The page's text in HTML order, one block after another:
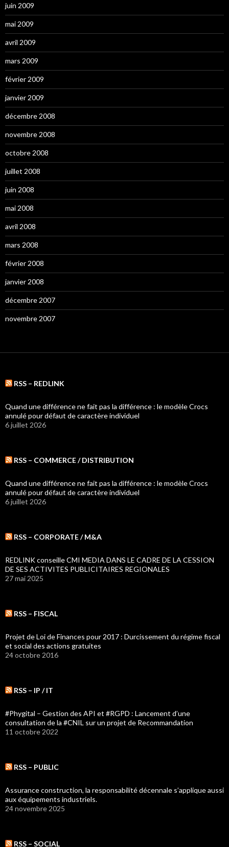
juin 2009
mai 2009
avril 2009
mars 2009
février 2009
janvier 2009
décembre 2008
novembre 2008
octobre 2008
juillet 2008
juin 2008
mai 2008
avril 2008
mars 2008
février 2008
janvier 2008
décembre 2007
novembre 2007
RSS – REDLINK
Quand une différence ne fait pas la différence : le modèle Crocs
annulé pour défaut de caractère individuel
6 juillet 2026
RSS – COMMERCE / DISTRIBUTION
Quand une différence ne fait pas la différence : le modèle Crocs
annulé pour défaut de caractère individuel
6 juillet 2026
RSS – CORPORATE / M&A
REDLINK conseille CMI MEDIA DANS LE CADRE DE LA CESSION
DE SES ACTIVITES PUBLICITAIRES REGIONALES
27 mai 2025
RSS – FISCAL
Projet de Loi de Finances pour 2017 : Durcissement du régime fiscal
et social des actions gratuites
24 octobre 2016
RSS – IP / IT
#Phygital – Gestion des API et #RGPD : Lancement d’une
consultation de la #CNIL sur un projet de Recommandation
11 octobre 2022
RSS – PUBLIC
Assurance construction, la responsabilité décennale s’applique aussi
aux équipements industriels.
24 novembre 2025
RSS – SOCIAL